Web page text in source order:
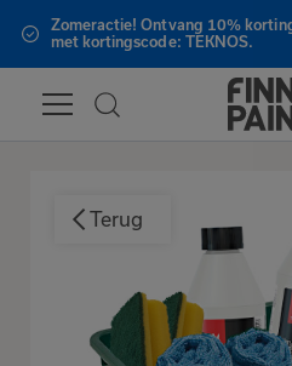
Zomeractie! Ontvang 10%
met kortingscode: TEKNOS.
Terug